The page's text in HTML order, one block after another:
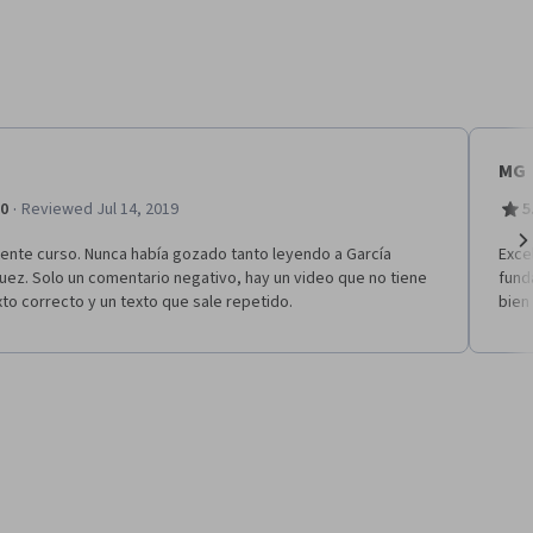
· Reviewed Jul 14, 2019
curso. Nunca había gozado tanto leyendo a García
Solo un comentario negativo, hay un video que no tiene
correcto y un texto que sale repetido.
MG